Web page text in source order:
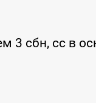
сбн, сс в